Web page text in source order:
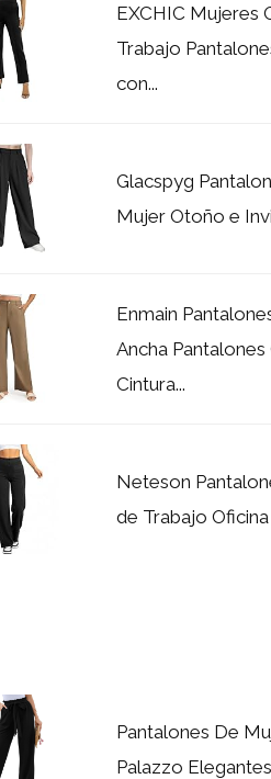
EXCHIC Mujeres
Trabajo
con...
Glacspyg
Mujer Otoño e
Enmain
Ancha
Cintura...
Neteson
de Trabajo Oficina
Pantalones De
Palazzo